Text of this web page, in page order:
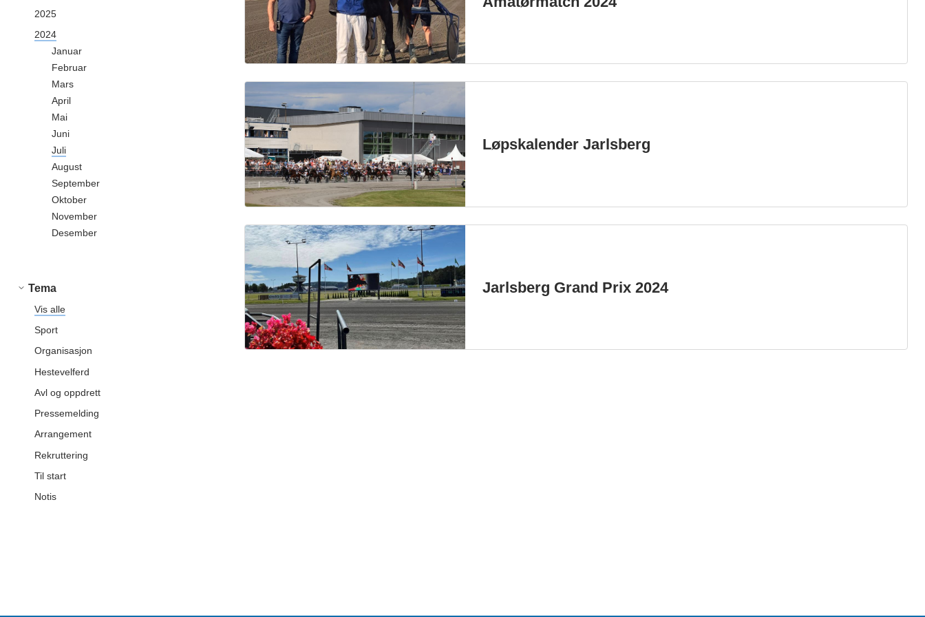
2025
2024
Januar
Februar
Mars
April
Mai
Juni
Juli
August
September
Oktober
November
Desember
Tema
Vis alle
Sport
Organisasjon
Hestevelferd
Avl og oppdrett
Pressemelding
Arrangement
Rekruttering
Til start
Notis
Løpskalender Jarlsberg
Jarlsberg Grand Prix 2024